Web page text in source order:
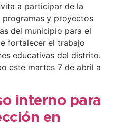
a participar de la
programas y proyectos
del municipio para el
fortalecer el trabajo
educativas del distrito.
este martes 7 de abril a
interno para
en